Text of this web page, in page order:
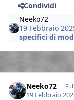
Condividi
Neeko72
19 Febbraio
specifici di
Neeko72
19 Febbraio